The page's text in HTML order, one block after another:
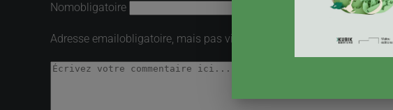
Nomobligatoire
Adresse emailobligatoire, mais pas visible